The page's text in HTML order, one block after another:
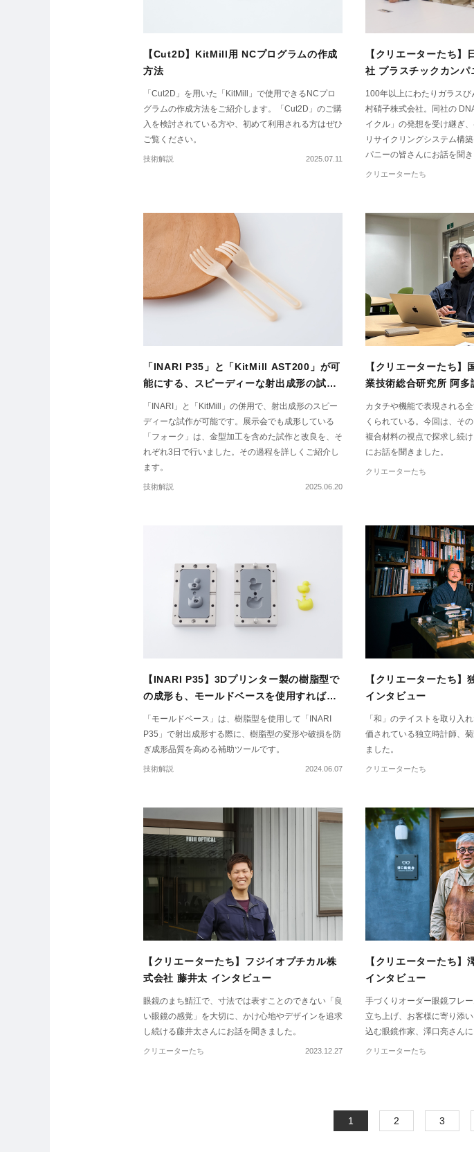
【Cut2D】KitMill用 NCプログラムの作成
方法
「Cut2D」を用いた「KitMill」で使用できるNCプロ
グラムの作成方法をご紹介します。「Cut2D」のご購
入を検討されている方や、初めて利用される方はぜひ
ご覧ください。
技術解説 2025.07.11
【クリエーターたち】
社 プラスチックカン
幸・千葉隆宏 インタビ
100年以上にわたりガラス
村硝子株式会社。同社の
イクル」の発想を受け継ぎ
リサイクリングシステム構
パニーの皆さんにお話を聞き
クリエーターたち
「INARI P35」と「KitMill AST200」が可
能にする、スピーディーな射出成形の試作
事例。
「INARI」と「KitMill」の併用で、射出成形のスピー
ディーな試作が可能です。展示会でも成形している
「フォーク」は、金型加工を含めた試作と改良を、そ
れぞれ3日で行いました。その過程を詳しくご紹介し
ます。
技術解説 2025.06.20
【クリエーターたち】
業技術総合研究所 阿多
カタチや機能で表現される
くられている。今回は、そ
複合材料の視点で探求し続
にお話を聞きました。
クリエーターたち
【INARI P35】3Dプリンター製の樹脂型で
の成形も、モールドベースを使用すれば成
形品質の安定性UP。
「モールドベース」は、樹脂型を使用して「INARI
P35」で射出成形する際に、樹脂型の変形や破損を防
ぎ成形品質を高める補助ツールです。
技術解説 2024.06.07
【クリエーターたち】
インタビュー
「和」のテイストを取り入
価されている独立時計師、
ました。
クリエーターたち
【クリエーターたち】フジイオプチカル株
式会社 藤井太 インタビュー
眼鏡のまち鯖江で、寸法では表すことのできない「良
い眼鏡の感覚」を大切に、かけ心地やデザインを追求
し続ける藤井太さんにお話を聞きました。
クリエーターたち 2023.12.27
【クリエーターたち】
インタビュー
手づくりオーダー眼鏡フレ
立ち上げ、お客様に寄り添
込む眼鏡作家、澤口亮さんに
クリエーターたち
1 2 3